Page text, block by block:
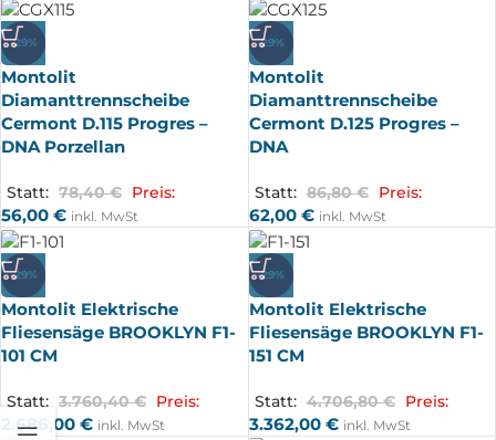
-29%
Montolit
Diamanttrennscheibe
Cermont D.115 Progres –
DNA Porzellan
Statt: 78,40€ Preis:
56,00 € inkl. MwSt
-29%
Montolit
Diamanttrennscheibe
Cermont D.125 Progres –
DNA
Statt: 86,80€ Preis:
62,00 € inkl. MwSt
-29%
Montolit Elektrische
Fliesensäge BROOKLYN F1-
101 CM
Statt: 3.760,40€ Preis:
2.686,00 € inkl. MwSt
-29%
Montolit Elektrische
Fliesensäge BROOKLYN F1-
151 CM
Statt: 4.706,80€ Preis:
3.362,00 € inkl. MwSt